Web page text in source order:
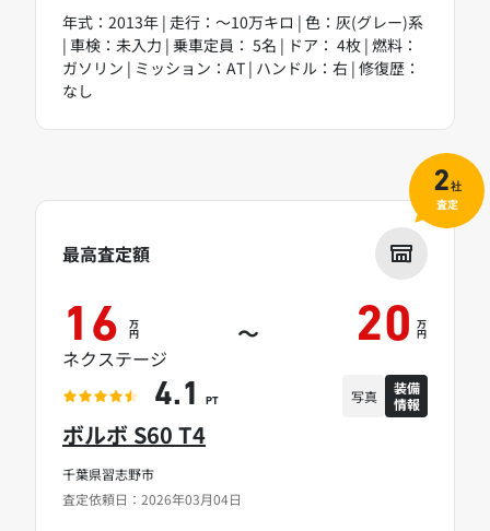
年式：2013年 | 走行：～10万キロ | 色：灰(グレー)系
| 車検：未入力 | 乗車定員： 5名 | ドア： 4枚 | 燃料：
ガソリン | ミッション：AT | ハンドル：右 | 修復歴：
なし
千葉県習志野市
査定依頼日：2026年03月04日
ボルボ S60 T4
最高査定額
16 万
円 ～ 20 万
円
ネクステージ
4.1 PT 写真
装備
情報
2社
査定